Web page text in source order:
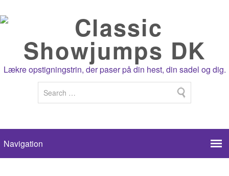
Lækre opstigningstrin, der paser på din hest, din sadel og dig.